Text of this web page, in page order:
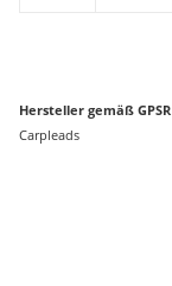
Hersteller gemäß GPSR
Carpleads